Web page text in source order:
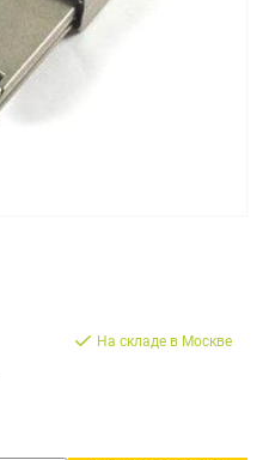
На складе в Москве